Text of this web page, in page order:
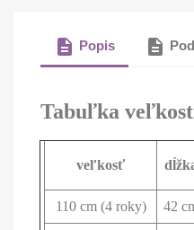
description Popis description
Tabuľka
veľkosť
110 cm (4 roky)
42